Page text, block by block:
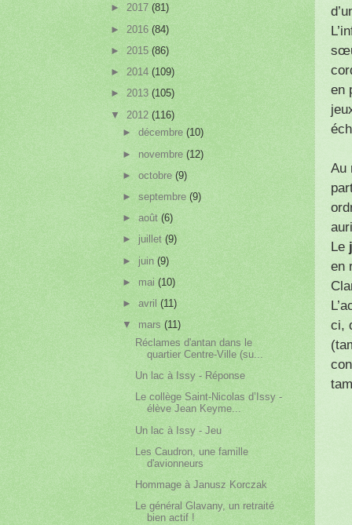
en
Au
Le
en
ci,
► 2017 (81)
► 2016 (84)
► 2015 (86)
► 2014 (109)
► 2013 (105)
▼ 2012 (116)
►décembre(10)
► novembre(12)
►octobre(9)
►septembre(9)
►août(6)
► juillet(9)
► juin(9)
► mai(10)
►avril(11)
▼ mars(11)
Réclames d'antan dans le
quartier Centre-Ville (su...
Un lac à Issy - Réponse
Le collège Saint-Nicolas d’Issy -
élève Jean Keyme...
Un lac à Issy - Jeu
Les Caudron, une famille
d'avionneurs
Hommage à Janusz Korczak
Le général Glavany, un retraité
bien actif !